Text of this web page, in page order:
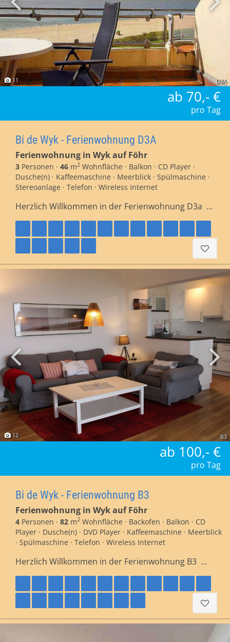
D3A
11
ab 70,- €
pro Tag
Bi de Wyk - Ferienwohnung D3A
Ferienwohnung in Wyk auf Föhr
3 Personen · 46 m2 Wohnfläche · Balkon · CD Player ·
Dusche(n) · Kaffeemaschine · Meerblick · Spülmaschine ·
Stereoanlage · Telefon · Wireless Internet
Herzlich Willkommen in der Ferienwohnung D3a …
B3
12
ab 100,- €
pro Tag
Bi de Wyk - Ferienwohnung B3
Ferienwohnung in Wyk auf Föhr
4 Personen · 82 m2 Wohnfläche · Backofen · Balkon · CD
Player · Dusche(n) · DVD Player · Kaffeemaschine · Meerblick
· Spülmaschine · Telefon · Wireless Internet
Herzlich Willkommen in der Ferienwohnung B3 …